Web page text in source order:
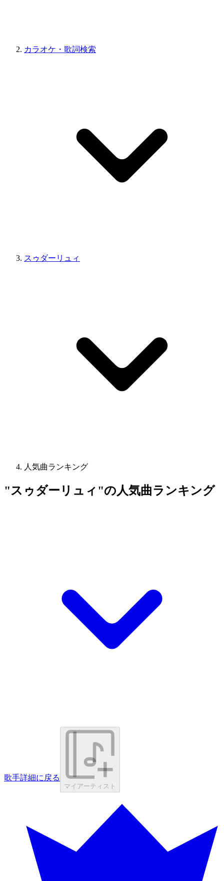
カラオケ・歌詞検索
スゥダーリュィ
人気曲ランキング
"スゥダーリュィ"の人気曲ランキング
歌手詳細に戻る
マイアーティスト